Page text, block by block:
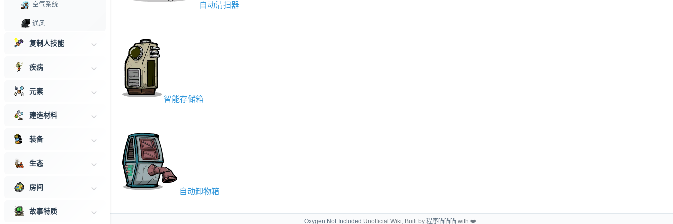
空气系统
通风
改良通风
基于液体的精炼工艺
药物学
水管
复制人技能
疾病
元素
建造材料
装备
生态
房间
故事特质
自动清扫器
智能存储箱
自动卸物箱
Oxygen Not Included Unofficial Wiki, Built by 程序喵喵喵with ❤️ .